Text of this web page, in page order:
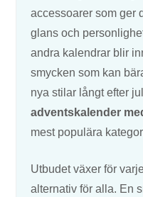
accessoarer som ger
glans och
andra kalendrar blir
smycken som kan
nya stilar långt efter
adventskalender
mest populära
Utbudet växer för
alternativ för alla. En